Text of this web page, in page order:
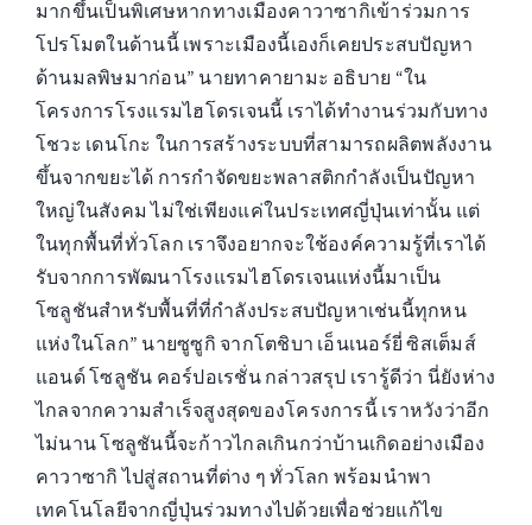
มากขึ้นเป็นพิเศษหากทางเมืองคาวาซากิเข้าร่วมการ
โปรโมตในด้านนี้ เพราะเมืองนี้เองก็เคยประสบปัญหา
ด้านมลพิษมาก่อน” นายทาคายามะ อธิบาย “ใน
โครงการโรงแรมไฮโดรเจนนี้ เราได้ทำงานร่วมกับทาง
โชวะ เดนโกะ ในการสร้างระบบที่สามารถผลิตพลังงาน
ขึ้นจากขยะได้ การกำจัดขยะพลาสติกกำลังเป็นปัญหา
ใหญ่ในสังคม ไม่ใช่เพียงแค่ในประเทศญี่ปุ่นเท่านั้น แต่
ในทุกพื้นที่ทั่วโลก เราจึงอยากจะใช้องค์ความรู้ที่เราได้
รับจากการพัฒนาโรงแรมไฮโดรเจนแห่งนี้มาเป็น
โซลูชันสำหรับพื้นที่ที่กำลังประสบปัญหาเช่นนี้ทุกหน
แห่งในโลก” นายซูซูกิ จากโตชิบา เอ็นเนอร์ยี่ ซิสเต็มส์
แอนด์ โซลูชัน คอร์ปอเรชั่น กล่าวสรุป เรารู้ดีว่า นี่ยังห่าง
ไกลจากความสำเร็จสูงสุดของโครงการนี้ เราหวังว่าอีก
ไม่นาน โซลูชันนี้จะก้าวไกลเกินกว่าบ้านเกิดอย่างเมือง
คาวาซากิ ไปสู่สถานที่ต่าง ๆ ทั่วโลก พร้อมนำพา
เทคโนโลยีจากญี่ปุ่นร่วมทางไปด้วยเพื่อช่วยแก้ไข